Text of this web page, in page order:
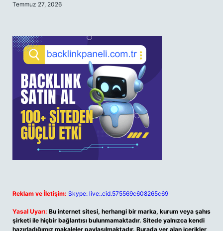
Temmuz 27, 2026
Reklam ve İletişim: Skype: live:.cid.575569c608265c69
Yasal Uyarı: Bu internet sitesi, herhangi bir marka, kurum veya şahıs
şirketi ile hiçbir bağlantısı bulunmamaktadır. Sitede yalnızca kendi
hazırladığımız makaleler paylaşılmaktadır. Burada yer alan içerikler